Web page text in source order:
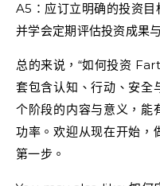
A5：应订立明确的投资目
并学会定期评估投资成果
总的来说，“如何投资
套包含认知、行动、安全
个阶段的内容与意义，能
功率。欢迎从现在开始，
第一步。